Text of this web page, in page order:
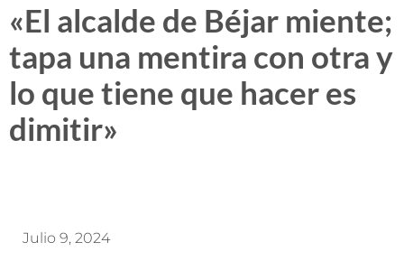
«El alcalde de Béjar miente;
tapa una mentira con otra y
lo que tiene que hacer es
dimitir»
Julio 9, 2024